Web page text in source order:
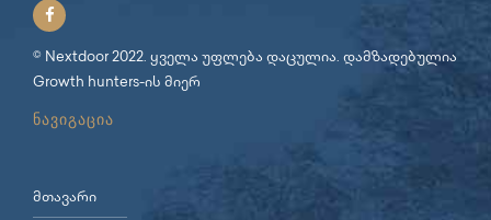
© Nextdoor 2022. ყველა უფლება დაცულია. დამზადებულია
Growth hunters-ის მიერ
ნავიგაცია
მთავარი